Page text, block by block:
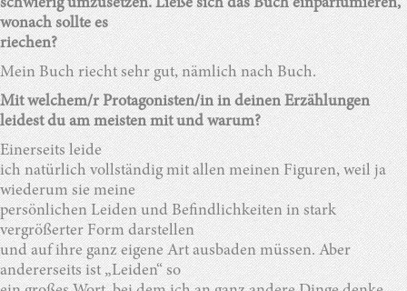
schwierig umzusetzen. Ließe sich das Buch einparfümieren,
wonach sollte es
riechen?
Mein Buch riecht sehr gut, nämlich nach Buch.
Mit welchem/r Protagonisten/in in deinen Erzählungen
leidest du am meisten mit und warum?
Einerseits leide
ich natürlich vollständig mit allen meinen Figuren, weil ja
wiederum sie meine
persönlichen Leiden und Befindlichkeiten in stark
vergrößerter Form darstellen
und auf ihre ganz eigene Art ausbaden müssen. Aber
andererseits ist „Leiden“ so